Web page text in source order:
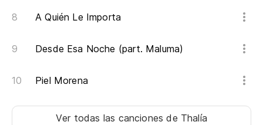
A Quién Le Importa
Desde Esa Noche (part. Maluma)
Piel Morena
Ver todas las cancionesde Thalía